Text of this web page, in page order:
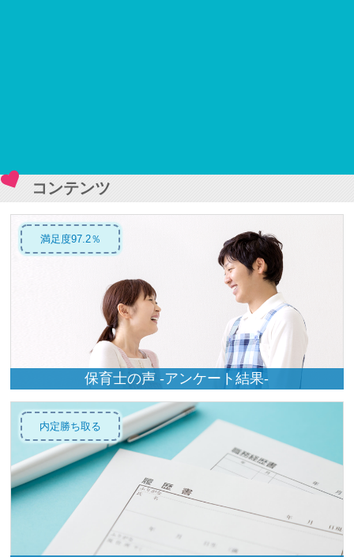
コンテンツ
満足度97.2％
保育士の声 -アンケート結果-
内定勝ち取る